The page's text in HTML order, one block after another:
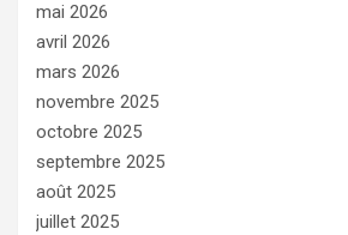
mai 2026
avril 2026
mars 2026
novembre 2025
octobre 2025
septembre 2025
août 2025
juillet 2025